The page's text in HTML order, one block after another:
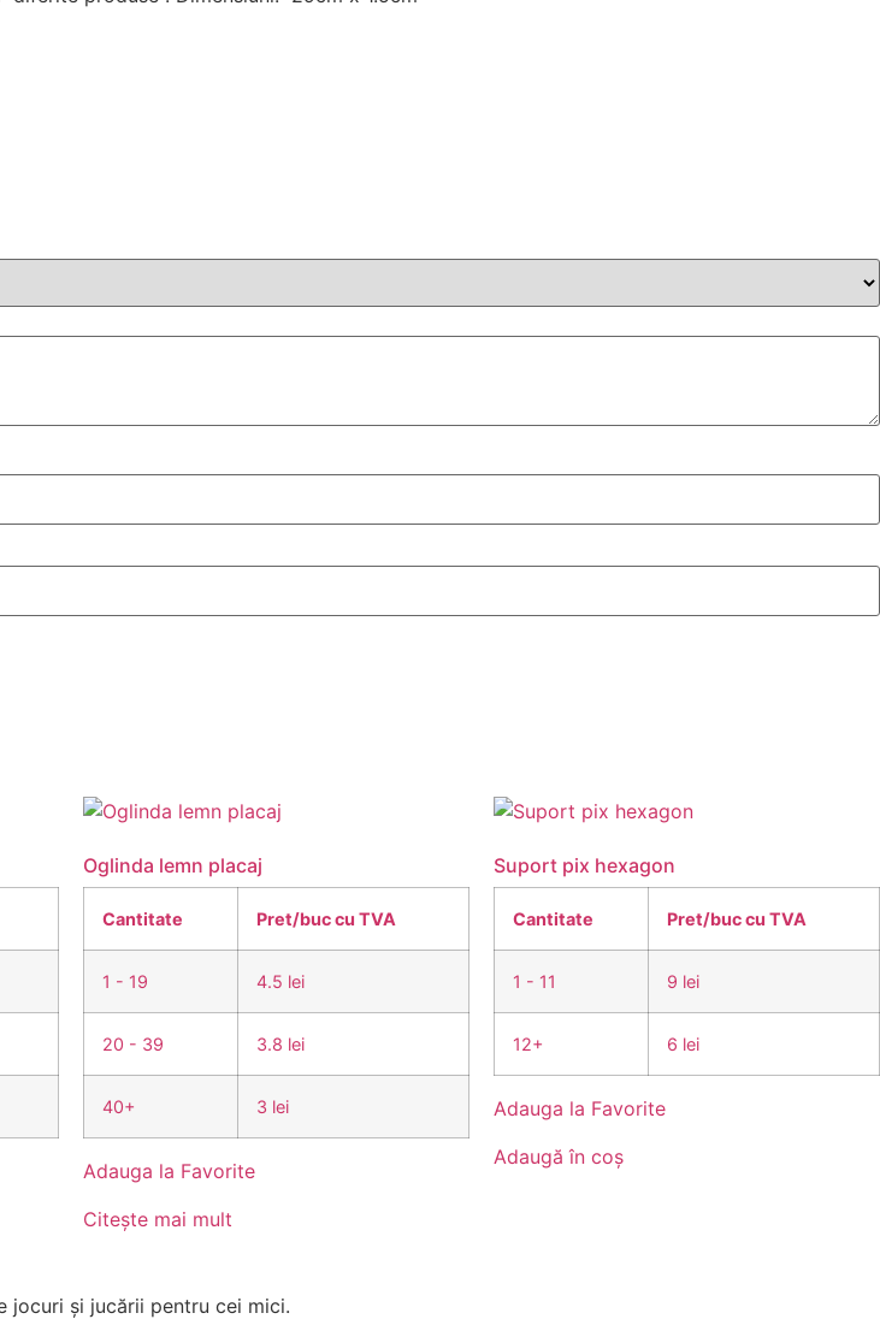
Oglinda lemn placaj
Cantitate Pret/buc cu TVA
1 - 19 4.5 lei
20 - 39 3.8 lei
40+ 3 lei
Adauga la Favorite
Citește mai mult
Suport pix hexagon
Cantitate Pret/buc cu TVA
1 - 11 9 lei
12+ 6 lei
Adauga la Favorite
Adaugă în coș
jocuri și jucării pentru cei mici.